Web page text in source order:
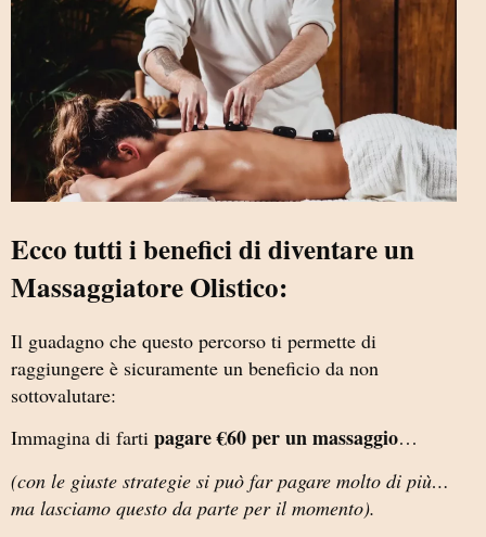
Ecco tutti i benefici di diventare un
Massaggiatore Olistico:
Il guadagno che questo percorso ti permette di
raggiungere è sicuramente un beneficio da non
sottovalutare:
Immagina di farti pagare €60 per un massaggio…
(con le giuste strategie si può far pagare molto di più…
ma lasciamo questo da parte per il momento).